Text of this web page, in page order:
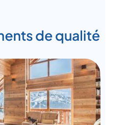
de qualité